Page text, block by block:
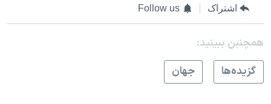
اشتراک Follow us
همچنبن ببینید:
گزيده‌ها
جهان